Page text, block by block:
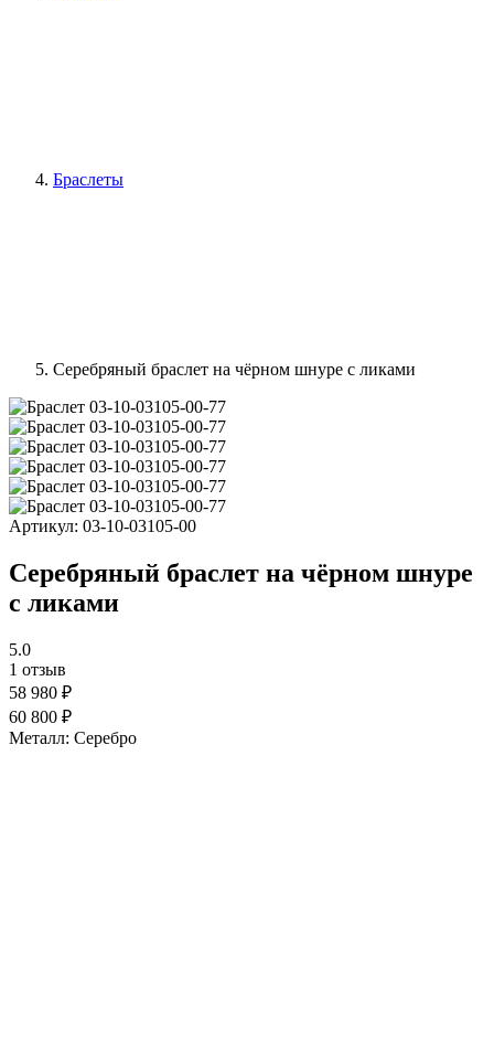
Браслеты
Серебряный браслет на чёрном шнуре с ликами
Артикул: 03-10-03105-00
Серебряный браслет на чёрном шнуре
с ликами
5.0
1 отзыв
58 980 ₽
60 800 ₽
Металл: Серебро